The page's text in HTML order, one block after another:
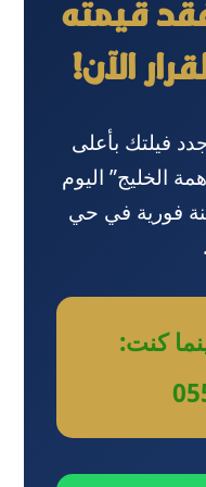
الآن!
فيلتك بأعلى
الخليج” اليوم
فورية في حي
كنت: